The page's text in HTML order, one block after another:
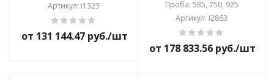
Артикул: i1323
от 131 144.47 руб./шт
Проба: 585, 750, 925
Артикул: i2863
от 178 833.56 руб./шт